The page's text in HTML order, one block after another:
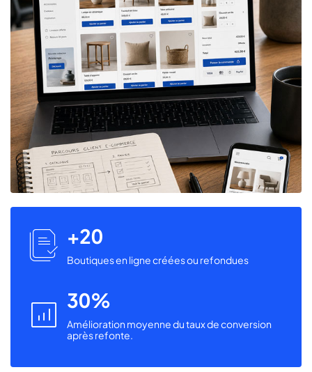
icon
flies
20
Boutiques en ligne créées ou refondues
icon
icon-
operational
30
Amélioration moyenne du taux de conversion
après refonte.